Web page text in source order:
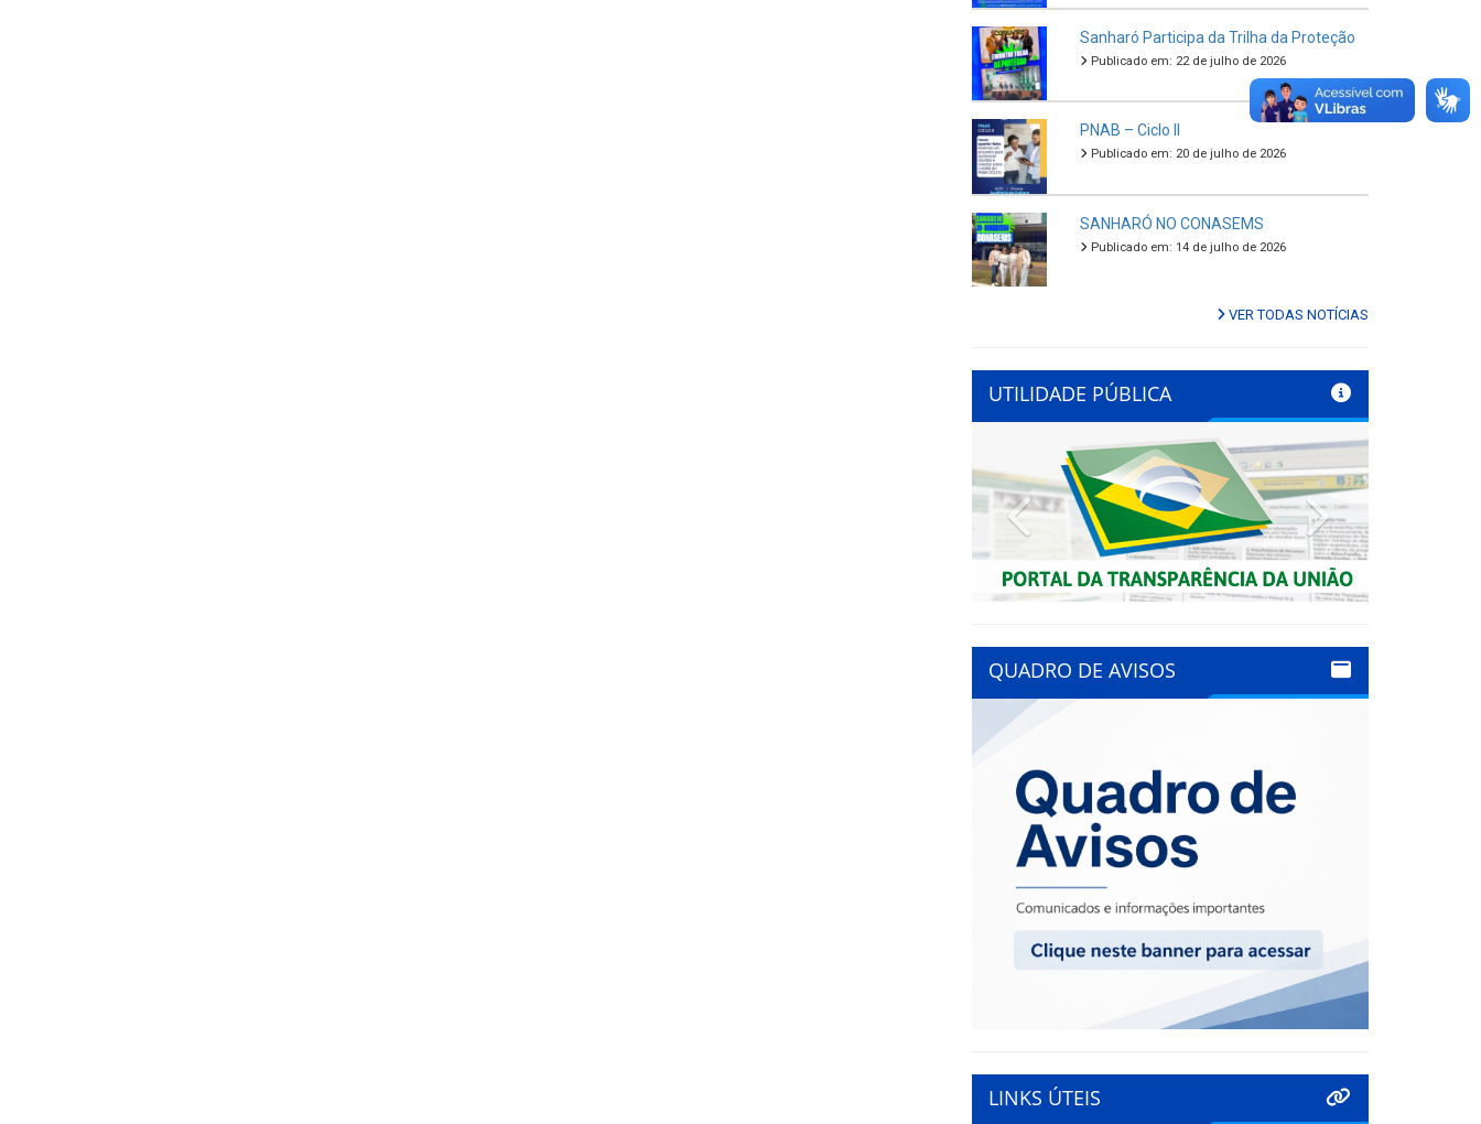
Sanharó Participa da Trilha da Proteção
Publicado em: 22 de julho de 2026
PNAB – Ciclo II
Publicado em: 20 de julho de 2026
SANHARÓ NO CONASEMS
Publicado em: 14 de julho de 2026
VER TODAS NOTÍCIAS
UTILIDADE PÚBLICA
Previous Next
QUADRO DE AVISOS
LINKS ÚTEIS